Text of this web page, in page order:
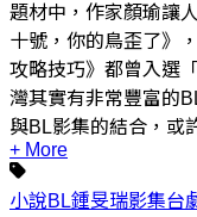
題材中，作家顏瑜讓
十號，你的鳥歪了》
攻略技巧》都曾入選
灣其實有非常豐富的
與BL影集的結合，或
+ More
小說BL鍾旻瑞影集台